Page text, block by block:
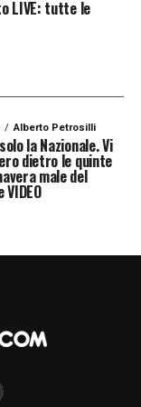
LIVE: tutte le
Alberto Petrosilli
la Nazionale. Vi
dietro le quinte
male del